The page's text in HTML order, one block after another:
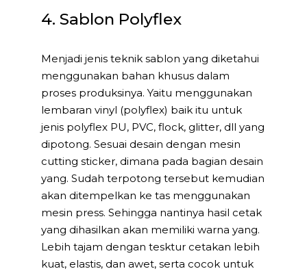
4. Sablon Polyflex
Menjadi jenis teknik sablon yang diketahui
menggunakan bahan khusus dalam
proses produksinya. Yaitu menggunakan
lembaran vinyl (polyflex) baik itu untuk
jenis polyflex PU, PVC, flock, glitter, dll yang
dipotong. Sesuai desain dengan mesin
cutting sticker, dimana pada bagian desain
yang. Sudah terpotong tersebut kemudian
akan ditempelkan ke tas menggunakan
mesin press. Sehingga nantinya hasil cetak
yang dihasilkan akan memiliki warna yang.
Lebih tajam dengan tesktur cetakan lebih
kuat, elastis, dan awet, serta cocok untuk